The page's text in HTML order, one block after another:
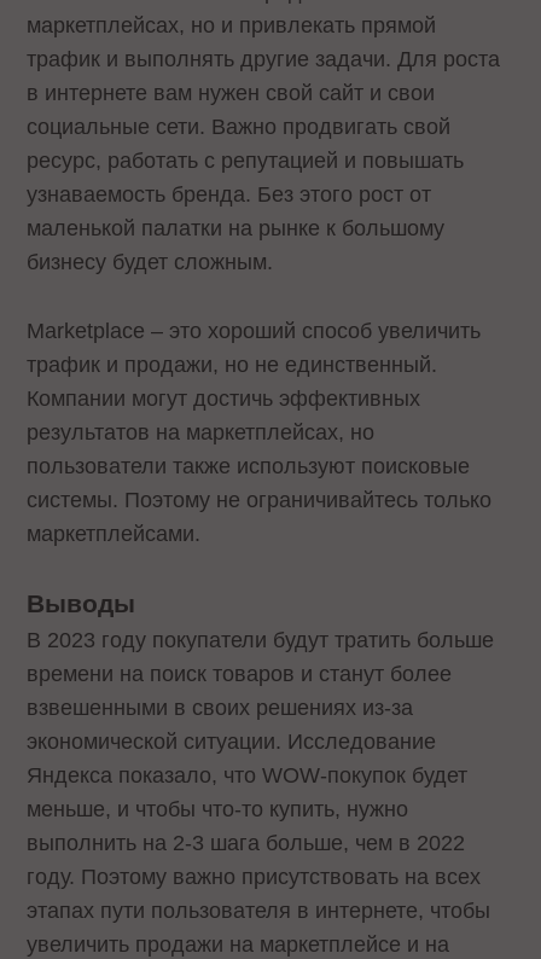
маркетплейсах, но и привлекать прямой
трафик и выполнять другие задачи. Для роста
в интернете вам нужен свой сайт и свои
социальные сети. Важно продвигать свой
ресурс, работать с репутацией и повышать
узнаваемость бренда. Без этого рост от
маленькой палатки на рынке к большому
бизнесу будет сложным.
Marketplace – это хороший способ увеличить
трафик и продажи, но не единственный.
Компании могут достичь эффективных
результатов на маркетплейсах, но
пользователи также используют поисковые
системы. Поэтому не ограничивайтесь только
маркетплейсами.
Выводы
В 2023 году покупатели будут тратить больше
времени на поиск товаров и станут более
взвешенными в своих решениях из-за
экономической ситуации. Исследование
Яндекса показало, что WOW-покупок будет
меньше, и чтобы что-то купить, нужно
выполнить на 2-3 шага больше, чем в 2022
году. Поэтому важно присутствовать на всех
этапах пути пользователя в интернете, чтобы
увеличить продажи на маркетплейсе и на